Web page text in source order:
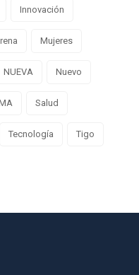
Innovación
Mujeres
NUEVA Nuevo
Salud
Tecnología Tigo